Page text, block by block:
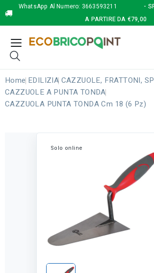
WhatsApp Al Numero: 3663593211
-
A PARTIRE DA €79,00
Home EDILIZIA CAZZUOLE, FRATTONI,
CAZZUOLE A PUNTA TONDA
CAZZUOLA PUNTA TONDA Cm 18 (6 Pz)
Solo online